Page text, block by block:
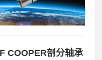
COOPER剖分轴承